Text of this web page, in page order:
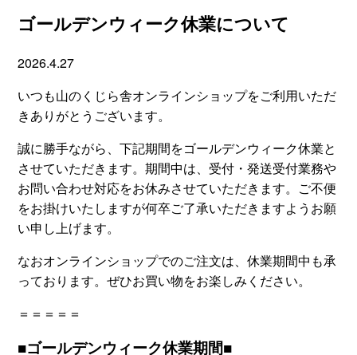
ゴールデンウィーク休業について
2026.4.27
いつも山のくじら舎オンラインショップをご利用いただ
きありがとうございます。
誠に勝手ながら、下記期間をゴールデンウィーク休業と
させていただきます。期間中は、受付・発送受付業務や
お問い合わせ対応をお休みさせていただきます。ご不便
をお掛けいたしますが何卒ご了承いただきますようお願
い申し上げます。
なおオンラインショップでのご注文は、休業期間中も承
っております。ぜひお買い物をお楽しみください。
＝＝＝＝＝
■ゴールデンウィーク休業期間■